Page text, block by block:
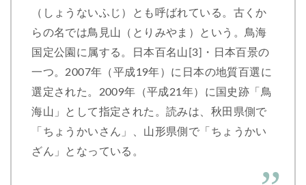
（しょうないふじ）とも呼ばれている。古くか
らの名では鳥見山（とりみやま）という。鳥海
国定公園に属する。日本百名山[3]・日本百景の
一つ。2007年（平成19年）に日本の地質百選に
選定された。2009年（平成21年）に国史跡「鳥
海山」として指定された。読みは、秋田県側で
「ちょうかいさん」、山形県側で「ちょうかい
ざん」となっている。